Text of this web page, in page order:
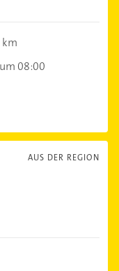
km
08:00
AUS DER REGION